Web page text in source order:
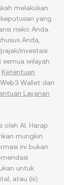
melakukan
yang
risiko Anda.
Anda,
investasi
wilayah.
Ketentuan
Web3 Wallet dan
Layanan
AI. Harap
mungkin
ini bukan
untuk
atau (iii)